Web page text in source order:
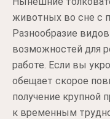
животных во сне с
Разнообразие
возможностей для
работе. Если вы
обещает скорое
получение крупной
к временным